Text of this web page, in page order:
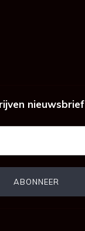
nieuwsbrief